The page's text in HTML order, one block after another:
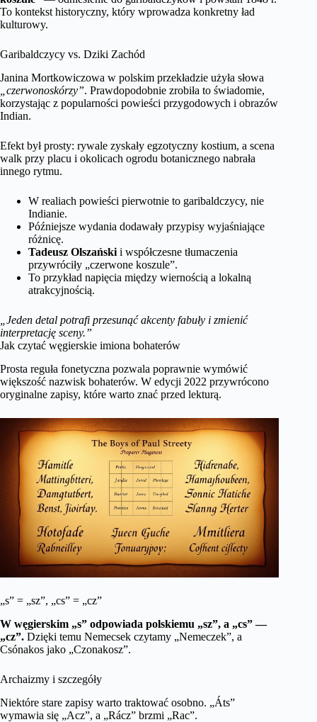
To kontekst historyczny, który wprowadza konkretny ład
kulturowy.
Garibaldczycy vs. Dziki Zachód
Janina Mortkowiczowa w polskim przekładzie użyła słowa
„czerwonoskórzy”. Prawdopodobnie zrobiła to świadomie,
korzystając z popularności powieści przygodowych i obrazów
Indian.
Efekt był prosty: rywale zyskały egzotyczny kostium, a scena
walk przy placu i okolicach ogrodu botanicznego nabrała
innego rytmu.
W realiach powieści pierwotnie to garibaldczycy, nie
Indianie.
Późniejsze wydania dodawały przypisy wyjaśniające
różnicę.
Tadeusz Olszański i współczesne tłumaczenia
przywróciły „czerwone koszule”.
To przykład napięcia między wiernością a lokalną
atrakcyjnością.
„Jeden detal potrafi przesunąć akcenty fabuły i zmienić
interpretację sceny.”
Jak czytać węgierskie imiona bohaterów
Prosta reguła fonetyczna pozwala poprawnie wymówić
większość nazwisk bohaterów. W edycji 2022 przywrócono
oryginalne zapisy, które warto znać przed lekturą.
„s” = „sz”, „cs” = „cz”
W węgierskim „s” odpowiada polskiemu „sz”, a „cs” —
„cz”. Dzięki temu Nemecsek czytamy „Nemeczek”, a
Csónakos jako „Czonakosz”.
Archaizmy i szczegóły
Niektóre stare zapisy warto traktować osobno. „Áts”
wymawia się „Acz”, a „Rácz” brzmi „Rac”.